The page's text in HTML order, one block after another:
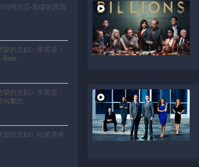
与阿尔贝·加缪的西西
望的主妇》学英语：
Bree
望的主妇》学英语：
与攀比
望的主妇》结尾语学